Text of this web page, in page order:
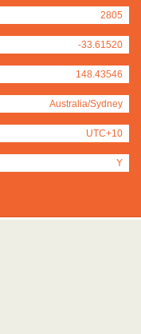
2805
-33.61520
148.43546
Australia/Sydney
UTC+10
Y